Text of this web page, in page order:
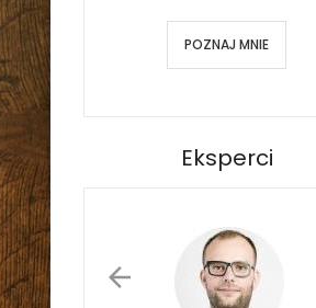
POZNAJ MNIE
Eksperci